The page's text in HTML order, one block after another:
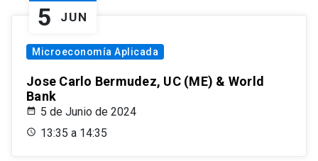
5 JUN
Microeconomía Aplicada
Jose Carlo Bermudez, UC (ME) & World
Bank
5 de Junio de 2024
13:35 a 14:35